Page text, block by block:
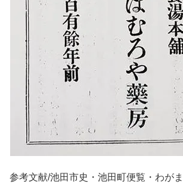
参考文献/池田市史・池田町便覧・わが